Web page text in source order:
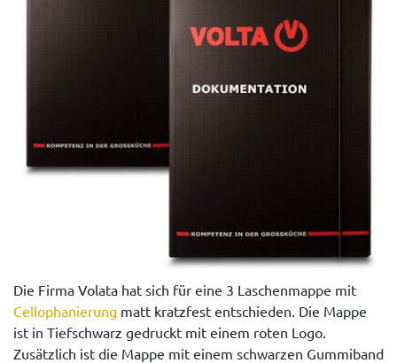
Die Firma Volata hat sich für eine 3 Laschenmappe mit
Cellophanierung matt kratzfest entschieden. Die Mappe
ist in Tiefschwarz gedruckt mit einem roten Logo.
Zusätzlich ist die Mappe mit einem schwarzen Gummiband